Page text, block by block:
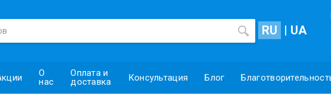
RU | UA
О
нас
Оплата и
доставка
Консультация Блог